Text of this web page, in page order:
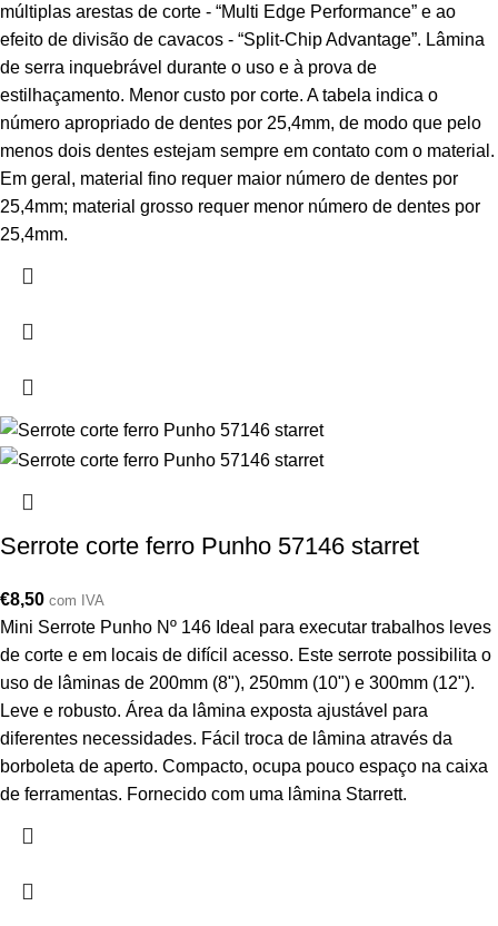
múltiplas arestas de corte - “Multi Edge Performance” e ao
efeito de divisão de cavacos - “Split-Chip Advantage”. Lâmina
de serra inquebrável durante o uso e à prova de
estilhaçamento. Menor custo por corte. A tabela indica o
número apropriado de dentes por 25,4mm, de modo que pelo
menos dois dentes estejam sempre em contato com o material.
Em geral, material fino requer maior número de dentes por
25,4mm; material grosso requer menor número de dentes por
25,4mm.
Serrote corte ferro Punho 57146 starret
€8,50 com IVA
Mini Serrote Punho Nº 146 Ideal para executar trabalhos leves
de corte e em locais de difícil acesso. Este serrote possibilita o
uso de lâminas de 200mm (8"), 250mm (10") e 300mm (12").
Leve e robusto. Área da lâmina exposta ajustável para
diferentes necessidades. Fácil troca de lâmina através da
borboleta de aperto. Compacto, ocupa pouco espaço na caixa
de ferramentas. Fornecido com uma lâmina Starrett.